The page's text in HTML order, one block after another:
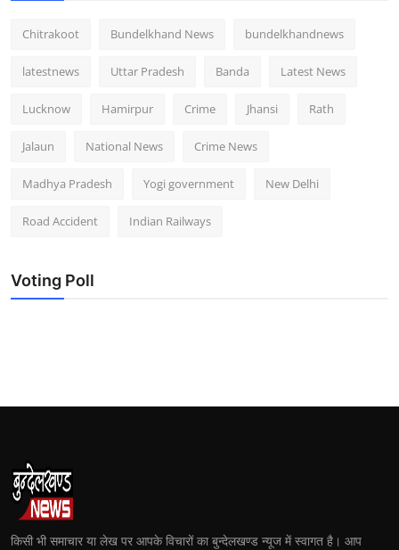
Chitrakoot Bundelkhand News bundelkhandnews
latestnews Uttar Pradesh Banda Latest News
Lucknow Hamirpur Crime Jhansi Rath
Jalaun National News Crime News
Madhya Pradesh Yogi government New Delhi
Road Accident Indian Railways
Voting Poll
किसी भी समाचार या लेख पर आपके विचारों का बुन्देलखण्ड न्यूज में स्वागत है। आप